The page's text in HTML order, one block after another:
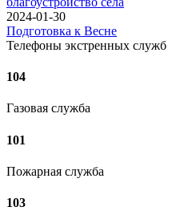
2024-01-30
Подготовка к Весне
Телефоны экстренных служб
104
Газовая служба
101
Пожарная служба
103